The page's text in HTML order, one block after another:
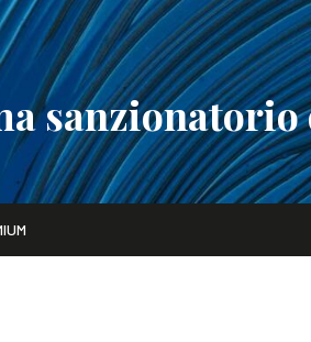
sanzionatorio